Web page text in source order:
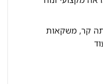
קר, משקאות